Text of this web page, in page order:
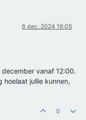
6 dec. 2024 16:05
vanaf 12:00.
hoelaat jullie kunnen,
0